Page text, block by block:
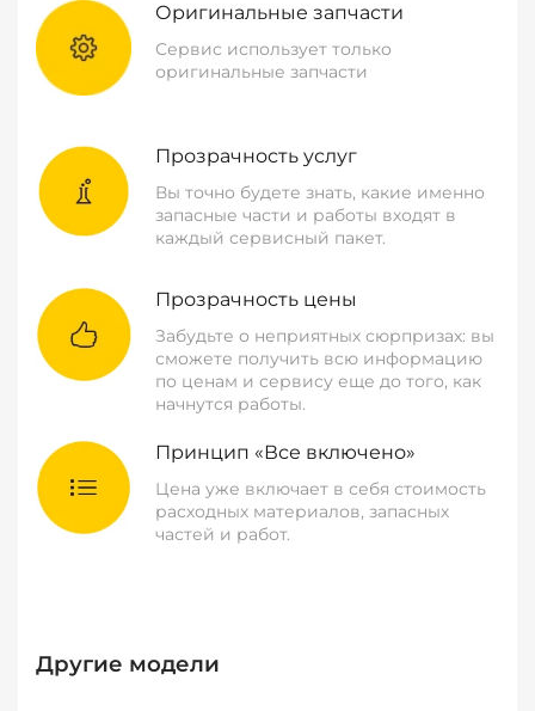
Оригинальные запчасти
Сервис использует только
оригинальные запчасти
Прозрачность услуг
Вы точно будете знать, какие именно
запасные части и работы входят в
каждый сервисный пакет.
Прозрачность цены
Забудьте о неприятных сюрпризах: вы
сможете получить всю информацию
по ценам и сервису еще до того, как
начнутся работы.
Принцип «Все включено»
Цена уже включает в себя стоимость
расходных материалов, запасных
частей и работ.
Другие модели